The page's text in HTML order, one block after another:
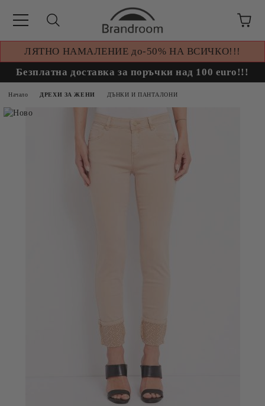
ЛЯТНО НАМАЛЕНИЕ до-50% НА ВСИЧКО!!!
Безплатна доставка за поръчки над 100 euro!!!
Начало ДРЕХИ ЗА ЖЕНИ ДЪНКИ И ПАНТАЛОНИ